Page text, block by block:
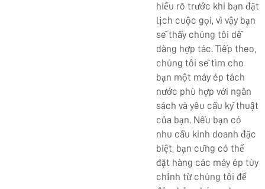
hiểu rõ trước khi bạn đặt
lịch cuộc gọi, vì vậy bạn
sẽ thấy chúng tôi dễ
dàng hợp tác. Tiếp theo,
chúng tôi sẽ tìm cho
bạn một máy ép tách
nước phù hợp với ngân
sách và yêu cầu kỹ thuật
của bạn. Nếu bạn có
nhu cầu kinh doanh đặc
biệt, bạn cũng có thể
đặt hàng các máy ép tùy
chỉnh từ chúng tôi để